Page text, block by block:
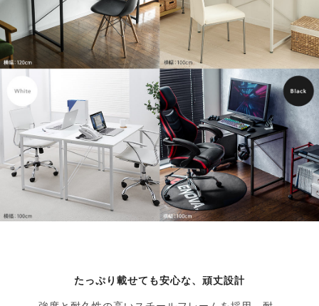
たっぷり載せても安心な、頑丈設計